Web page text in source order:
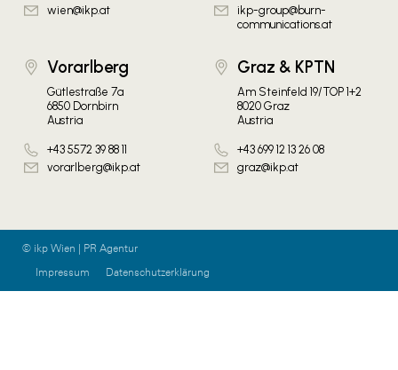
wien@ikp.at
ikp-group@burn-
communications.at
Vorarlberg
Gütlestraße 7a
6850 Dornbirn
Austria
+43 5572 39 88 11
vorarlberg@ikp.at
Graz & KPTN
Am Steinfeld 19/TOP 1+2
8020 Graz
Austria
+43 699 12 13 26 08
graz@ikp.at
© ikp Wien | PR Agentur
Impressum
Datenschutzerklärung